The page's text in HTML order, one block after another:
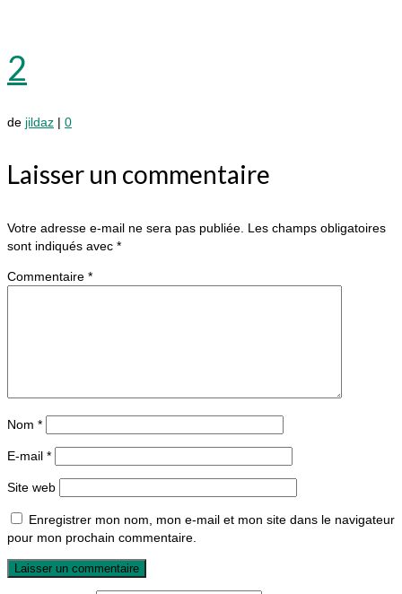
2
de jildaz | 0
Laisser un commentaire
Votre adresse e-mail ne sera pas publiée. Les champs obligatoires
sont indiqués avec *
Commentaire *
Nom *
E-mail *
Site web
Enregistrer mon nom, mon e-mail et mon site dans le navigateur
pour mon prochain commentaire.